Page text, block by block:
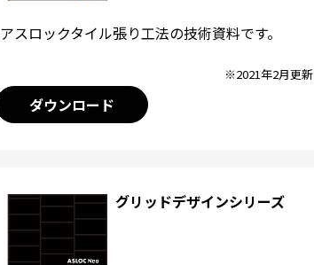
アスロックタイル張り工法の技術資料です。
※2021年2月更新
ダウンロード
グリッドデザインシリーズ